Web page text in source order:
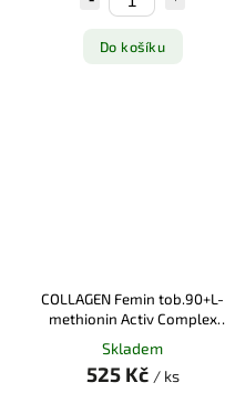
Do košíku
COLLAGEN Femin tob.90+L-
methionin Activ Complex
Skladem
525 Kč / ks